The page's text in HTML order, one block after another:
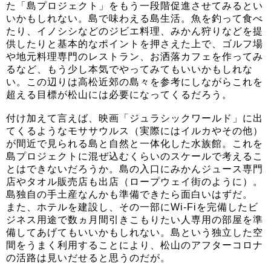
た「島プロジェクト」をもう一段階促進させてみるとい
いかもしれない。島で味わえる島生活。魚を釣って食べ
たり、イノシシなどのジビエ料理、みかん狩りなどを提
供したりと基本的なポイントを押さえた上で、ゴルフ場
や地元料理専門のレストラン、お洒落カフェを作ってみ
るなど、もう少し本気でやってみてもいいかもしれな
い。この辺りは高松近郊の島々を参考にしながらこれを
超える目標が松山には必要になってくるだろう。
付け加えて言えば、映画「ジュラシックワールド」に出
てくるようなモササウルス（実際にはイルカやその他）
が間近で見られる島と自然と一体化した水族館。これを
島プロジェクトに混ぜ込むくらいのスケールで考えるこ
とはできないだろうか。島の入口にみかんジュース専門
店やタオル販売店も出店（ロープウェイ街のように）。
島独自の手土産なんかも準備できたら面白いはずだ。
また、ホテルを建設し、その一部にWi-Fiを完備したビ
ジネス用途で数ヵ月間引きこもりたい人専用の部屋を準
備してあげてもいいかもしれない。島という独立した空
間をうまく利用することにより、松山のアフターコロナ
の活路は見いだせると思うのだが。